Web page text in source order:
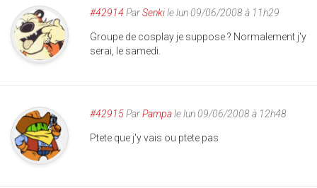
#42914 ParSenkile lun 09/06/2008 à 11h29
Groupe de cosplay je suppose ? Normalement j'y
serai, le samedi.
#42915ParPampale lun 09/06/2008 à 12h48
Ptete que j'y vais ou ptete pas